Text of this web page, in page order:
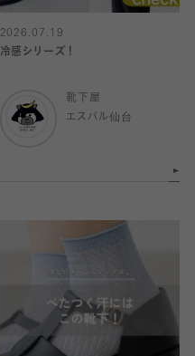
2026.07.19
冷感シリーズ！
靴下屋
エスパル仙台